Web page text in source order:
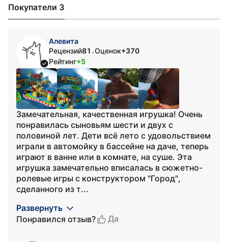
Покупатели 3
Алевита
Рецензий81 •Оценок+370
Рейтинг+5
Замечательная, качественная игрушка! Очень
понравилась сыновьям шести и двух с
половиной лет. Дети всё лето с удовольствием
играли в автомойку в бассейне на даче, теперь
играют в ванне или в комнате, на суше. Эта
игрушка замечательно вписалась в сюжетно-
ролевые игры с конструктором "Город",
сделанного из т...
Развернуть
Понравился отзыв?
Да